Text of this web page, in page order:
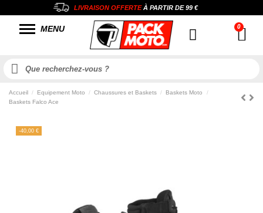
LIVRAISON OFFERTEÀ PARTIR DE99 €
MENU
Accueil Equipement Moto Chaussures et Baskets
Baskets Moto
Baskets Falco Ace
-40,00 €